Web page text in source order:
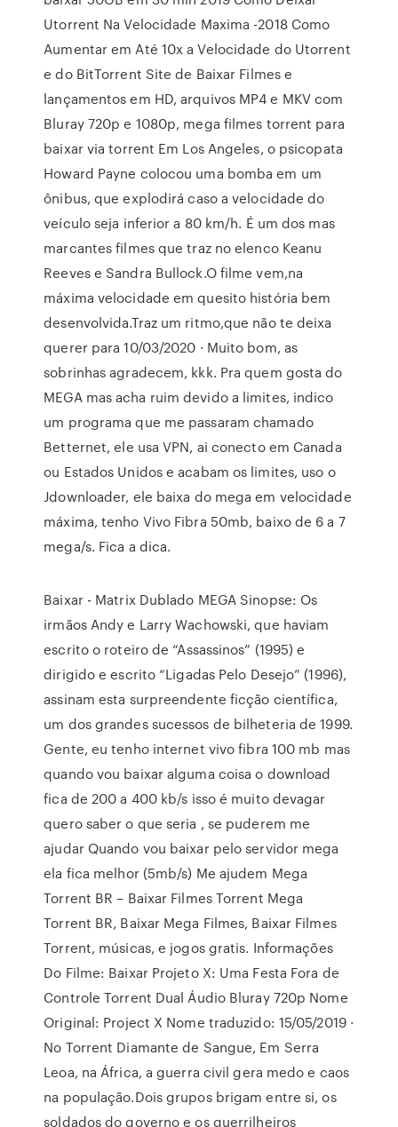
Utorrent Na Velocidade Maxima -2018 Como
Aumentar em Até 10x a Velocidade do Utorrent
e do BitTorrent Site de Baixar Filmes e
lançamentos em HD, arquivos MP4 e MKV com
Bluray 720p e 1080p, mega filmes torrent para
baixar via torrent Em Los Angeles, o psicopata
Howard Payne colocou uma bomba em um
ônibus, que explodirá caso a velocidade do
veículo seja inferior a 80 km/h. É um dos mas
marcantes filmes que traz no elenco Keanu
Reeves e Sandra Bullock.O filme vem,na
máxima velocidade em quesito história bem
desenvolvida.Traz um ritmo,que não te deixa
querer para 10/03/2020 · Muito bom, as
sobrinhas agradecem, kkk. Pra quem gosta do
MEGA mas acha ruim devido a limites, indico
um programa que me passaram chamado
Betternet, ele usa VPN, ai conecto em Canada
ou Estados Unidos e acabam os limites, uso o
Jdownloader, ele baixa do mega em velocidade
máxima, tenho Vivo Fibra 50mb, baixo de 6 a 7
mega/s. Fica a dica.
Baixar - Matrix Dublado MEGA Sinopse: Os
irmãos Andy e Larry Wachowski, que haviam
escrito o roteiro de “Assassinos” (1995) e
dirigido e escrito “Ligadas Pelo Desejo” (1996),
assinam esta surpreendente ficção científica,
um dos grandes sucessos de bilheteria de 1999.
Gente, eu tenho internet vivo fibra 100 mb mas
quando vou baixar alguma coisa o download
fica de 200 a 400 kb/s isso é muito devagar
quero saber o que seria , se puderem me
ajudar Quando vou baixar pelo servidor mega
ela fica melhor (5mb/s) Me ajudem Mega
Torrent BR – Baixar Filmes Torrent Mega
Torrent BR, Baixar Mega Filmes, Baixar Filmes
Torrent, músicas, e jogos gratis. Informações
Do Filme: Baixar Projeto X: Uma Festa Fora de
Controle Torrent Dual Áudio Bluray 720p Nome
Original: Project X Nome traduzido: 15/05/2019 ·
No Torrent Diamante de Sangue, Em Serra
Leoa, na África, a guerra civil gera medo e caos
na população.Dois grupos brigam entre si, os
soldados do governo e os guerrilheiros